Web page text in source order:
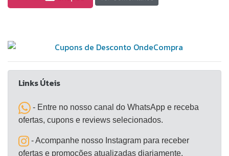
Links Úteis
- Entre no nosso canal do WhatsApp e receba
ofertas, cupons e reviews selecionados.
- Acompanhe nosso Instagram para receber
ofertas e promoções atualizadas diariamente.